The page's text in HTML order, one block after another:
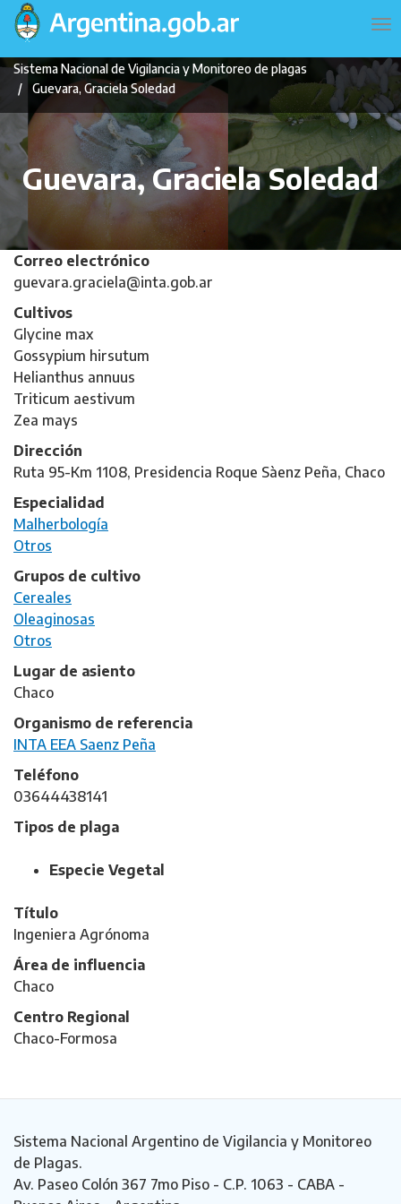
Pasar
contenido
principal
Navegación
principal
Sistema Nacional de Vigilancia y Monitoreo de plagas
Guevara, Graciela Soledad
Guevara, Graciela Soledad
Correo electrónico
guevara.graciela@inta.gob.ar
Cultivos
Glycine max
Gossypium hirsutum
Helianthus annuus
Triticum aestivum
Zea mays
Dirección
Ruta 95-Km 1108, Presidencia Roque Sàenz Peña, Chaco
Especialidad
Malherbología
Otros
Grupos de cultivo
Cereales
Oleaginosas
Otros
Lugar de asiento
Chaco
Organismo de referencia
INTA EEA Saenz Peña
Teléfono
03644438141
Tipos de plaga
Especie Vegetal
Título
Ingeniera Agrónoma
Área de influencia
Chaco
Centro Regional
Chaco-Formosa
Sistema Nacional Argentino de Vigilancia y Monitoreo
de Plagas.
Av. Paseo Colón 367 7mo Piso - C.P. 1063 - CABA -